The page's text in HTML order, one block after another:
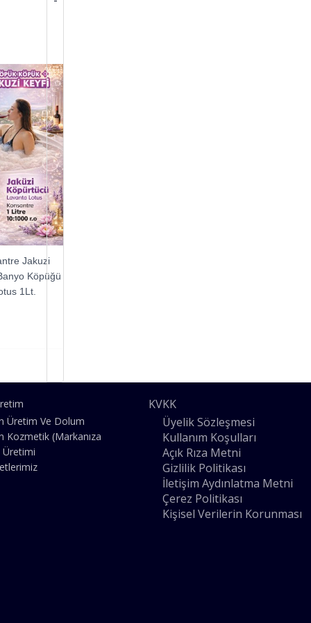
Jakuzi
Köpüğü
1Lt.
Üretim Ve Dolum
Kozmetik (Markanıza
Üretimi
KVKK
Üyelik Sözleşmesi
Kullanım Koşulları
Açık Rıza Metni
Gizlilik Politikası
İletişim Aydınlatma Metni
Çerez Politikası
Kişisel Verilerin Korunması